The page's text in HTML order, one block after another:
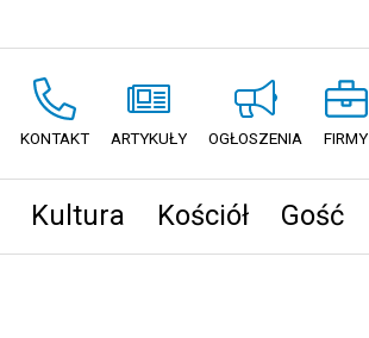
KONTAKT ARTYKUŁY OGŁOSZENIA FIRMY
Kultura Kościół Gość